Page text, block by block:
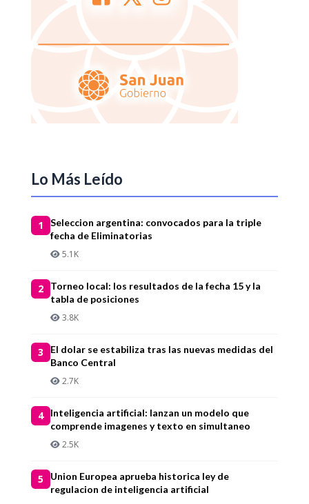
Lo Más Leído
1
Seleccion argentina: convocados para la triple
fecha de Eliminatorias
5.1K
2
Torneo local: los resultados de la fecha 15 y la
tabla de posiciones
3.8K
3
El dolar se estabiliza tras las nuevas medidas del
Banco Central
2.7K
4
Inteligencia artificial: lanzan un modelo que
comprende imagenes y texto en simultaneo
2.5K
5
Union Europea aprueba historica ley de
regulacion de inteligencia artificial